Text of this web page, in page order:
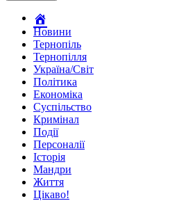
Новини
Тернопіль
Тернопілля
Україна/Світ
Політика
Економіка
Суспільство
Кримінал
Події
Персоналії
Історія
Мандри
Життя
Цікаво!